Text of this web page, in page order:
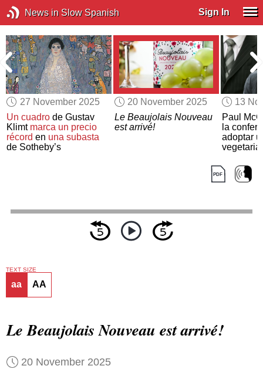
News in Slow Spanish Sign In
27 November 2025
Un cuadro de Gustav
Klimt marca un precio
récord en una subasta
de Sotheby’s
20 November 2025
Le Beaujolais Nouveau
est arrivé!
13
Paul
la
adoptar
TEXT SIZE
aa AA
Le Beaujolais Nouveau est arrivé!
20 November 2025